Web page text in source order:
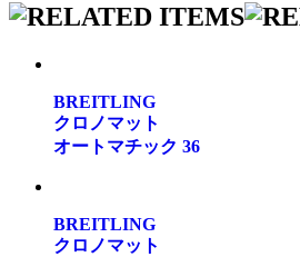
BREITLING
クロノマット
オートマチック 36
BREITLING
クロノマット